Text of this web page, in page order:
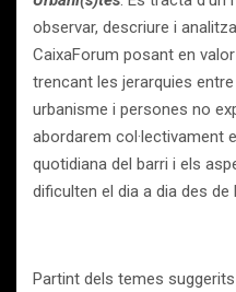
observar, descriure i
CaixaForum posant en valor
trencant les jerarquies
urbanisme i persones no
abordarem col·lectivament
quotidiana del barri i els
dificulten el dia a dia des de
Partint dels temes